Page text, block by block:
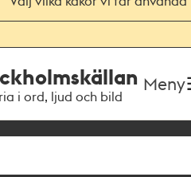
i ord, ljud och bild
Meny